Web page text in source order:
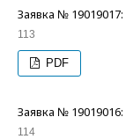
Заявка № 19019017:
113
PDF
Заявка №
114